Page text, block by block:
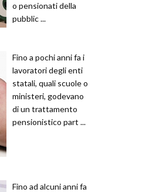
o pensionati della
pubblic ...
Fino a pochi anni fa i
lavoratori degli enti
statali, quali scuole o
ministeri, godevano
di un trattamento
pensionistico part ...
Fino ad alcuni anni fa